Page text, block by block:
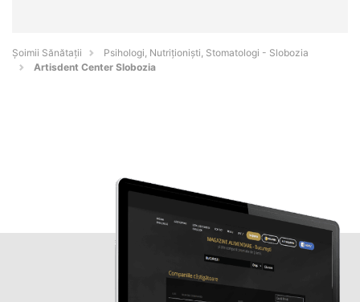
Şoimii Sănătații
Psihologi, Nutriționiști, Stomatologi - Slobozia
Artisdent Center Slobozia